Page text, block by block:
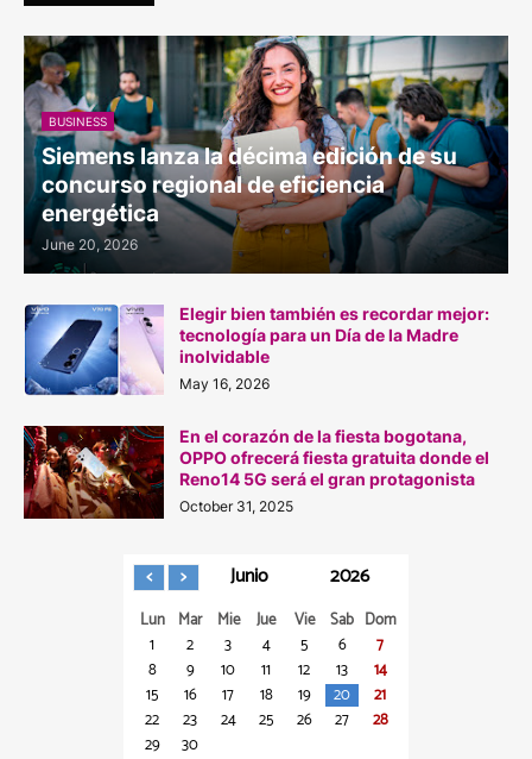
BUSINESS
Siemens lanza la décima edición de su
concurso regional de eficiencia
energética
June 20, 2026
Elegir bien también es recordar mejor:
tecnología para un Día de la Madre
inolvidable
May 16, 2026
En el corazón de la fiesta bogotana,
OPPO ofrecerá fiesta gratuita donde el
Reno14 5G será el gran protagonista
October 31, 2025
Junio 2026
Lun Mar Mie Jue Vie Sab Dom
1
2 3 4 5 6
7
8
9 10 11 12 13
14
15
16 17 18 19 20
21
22
23 24 25 26 27
28
29
30